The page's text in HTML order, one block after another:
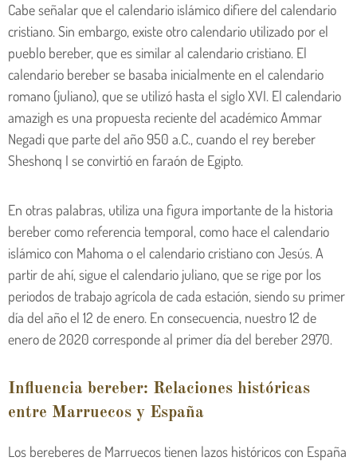
Cabe señalar que el calendario islámico difiere del calendario
cristiano. Sin embargo, existe otro calendario utilizado por el
pueblo bereber, que es similar al calendario cristiano. El
calendario bereber se basaba inicialmente en el calendario
romano (juliano), que se utilizó hasta el siglo XVI. El calendario
amazigh es una propuesta reciente del académico Ammar
Negadi que parte del año 950 a.C., cuando el rey bereber
Sheshonq I se convirtió en faraón de Egipto.
En otras palabras, utiliza una figura importante de la historia
bereber como referencia temporal, como hace el calendario
islámico con Mahoma o el calendario cristiano con Jesús. A
partir de ahí, sigue el calendario juliano, que se rige por los
periodos de trabajo agrícola de cada estación, siendo su primer
día del año el 12 de enero. En consecuencia, nuestro 12 de
enero de 2020 corresponde al primer día del bereber 2970.
Influencia bereber: Relaciones históricas
entre Marruecos y España
Los bereberes de Marruecos tienen lazos históricos con España